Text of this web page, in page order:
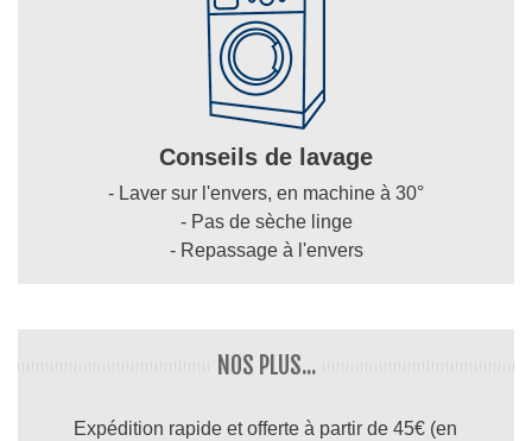
Conseils de lavage
- Laver sur l'envers, en machine à 30°
- Pas de sèche linge
- Repassage à l'envers
NOS PLUS...
Expédition rapide et offerte à partir de 45€ (en